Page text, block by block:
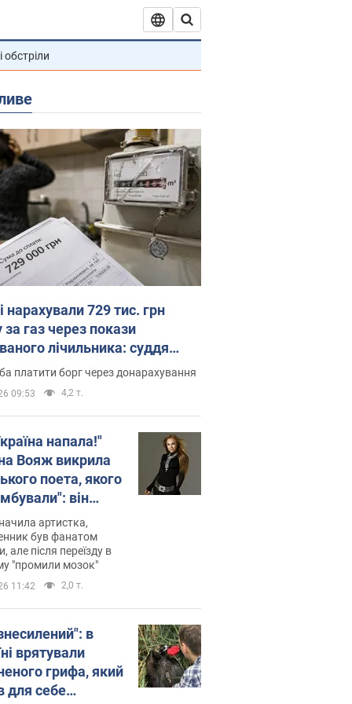
обстріли
нарахували 729 тис. грн
за газ через покази
лічильника: суддя
неочікуване рішення
платити борг через донарахування
09:53 4,2 т.
напала!"
Вояж викрила
поета, якого
він
російської не
тепер хоче
українців
артистка,
був фанатом
але після переїзду в
"промили мозок"
11:42 2,0 т.
в
врятували
грифа, який
для себе